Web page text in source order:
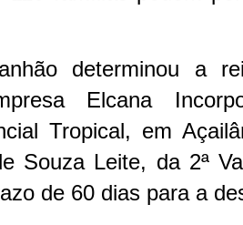
determinou a
Elcana
Tropical, em
Souza Leite, da 2ª
de 60 dias para a